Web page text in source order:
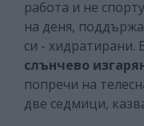
работа и не
на деня,
си - хидратирани.
слънчево
попречи на
две седмици,